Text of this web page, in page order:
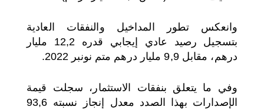
وانعكس تطور المداخيل والنفقات العادية
بتسجيل رصيد عادي إيجابي قدره 12,2 مليار
درهم، مقابل 9,9 مليار درهم متم نونبر 2022.
وفي ما يتعلق بنفقات الاستثمار، سجلت قيمة
الإصدارات بهذا الصدد معدل إنجاز نسبته 93,6